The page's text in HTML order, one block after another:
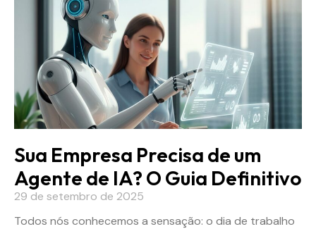
Sua Empresa Precisa de um
Agente de IA? O Guia Definitivo
29 de setembro de 2025
Todos nós conhecemos a sensação: o dia de trabalho